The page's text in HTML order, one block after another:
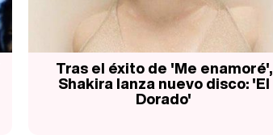
Tras el éxito de 'Me enamoré',
Shakira lanza nuevo disco: 'El
Dorado'